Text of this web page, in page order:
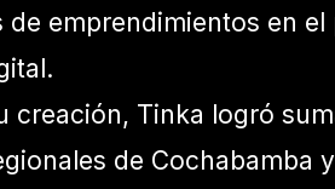
de emprendimientos en
creación, Tinka logró
de